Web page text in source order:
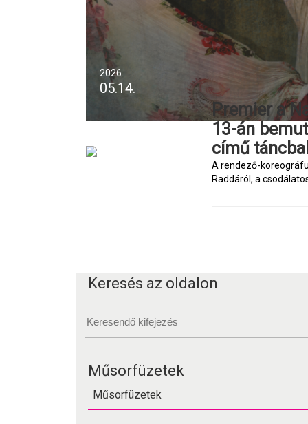
2026.
05.14.
Premier a Nagyvárad Táncegyüttesnél - május
13-án
című
A rendező-
Raddáról, a
Keresés az oldalon
Műsorfüzetek
Műsorfüzetek